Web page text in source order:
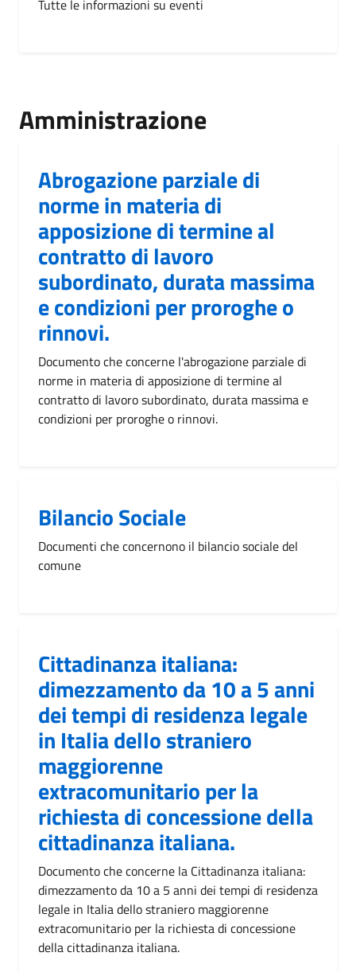
Tutte le informazioni su eventi
Amministrazione
Abrogazione parziale di
norme in materia di
apposizione di termine al
contratto di lavoro
subordinato, durata massima
e condizioni per proroghe o
rinnovi.
Documento che concerne l'abrogazione parziale di
norme in materia di apposizione di termine al
contratto di lavoro subordinato, durata massima e
condizioni per proroghe o rinnovi.
Bilancio Sociale
Documenti che concernono il bilancio sociale del
comune
Cittadinanza italiana:
dimezzamento da 10 a 5 anni
dei tempi di residenza legale
in Italia dello straniero
maggiorenne
extracomunitario per la
richiesta di concessione della
cittadinanza italiana.
Documento che concerne la Cittadinanza italiana:
dimezzamento da 10 a 5 anni dei tempi di residenza
legale in Italia dello straniero maggiorenne
extracomunitario per la richiesta di concessione
della cittadinanza italiana.